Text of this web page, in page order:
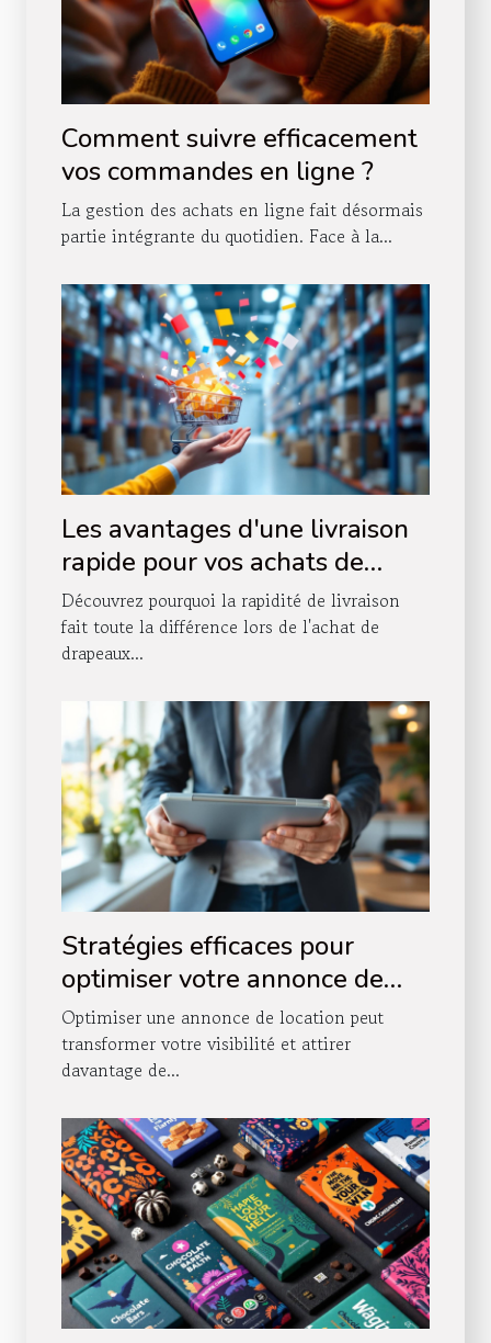
Comment suivre efficacement
vos commandes en ligne ?
La gestion des achats en ligne fait désormais
partie intégrante du quotidien. Face à la...
Les avantages d'une livraison
rapide pour vos achats de
drapeaux en ligne
Découvrez pourquoi la rapidité de livraison
fait toute la différence lors de l'achat de
drapeaux...
Stratégies efficaces pour
optimiser votre annonce de
location
Optimiser une annonce de location peut
transformer votre visibilité et attirer
davantage de...